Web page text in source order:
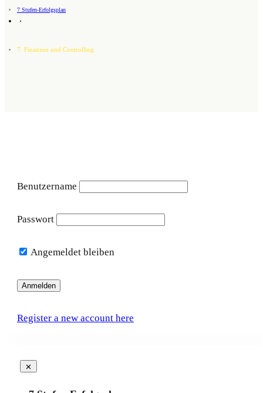
7 Stufen-Erfolgsplan
7. Finanzen und Controlling
Benutzername
Passwort
Angemeldet bleiben
Register a new account here